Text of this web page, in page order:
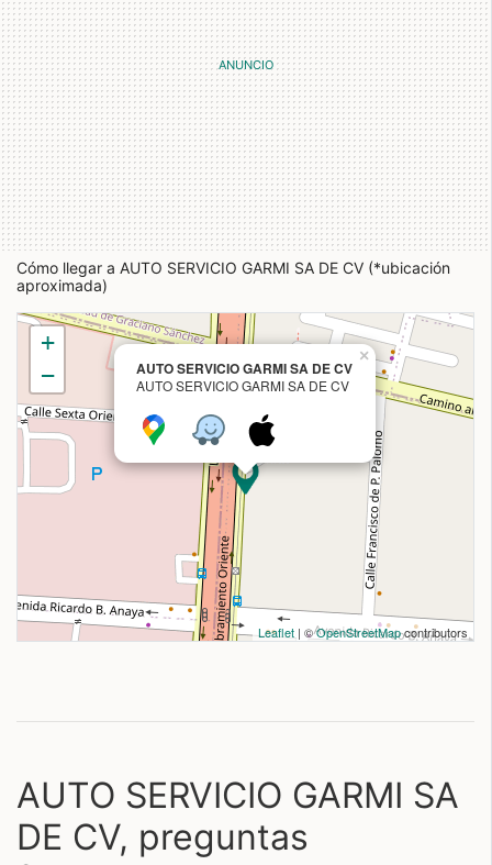
Cómo llegar a AUTO SERVICIO GARMI SA DE CV (*ubicación
aproximada)
AUTO SERVICIO GARMI SA DE CV
AUTO SERVICIO GARMI SA DE CV
×
+
−
Leaflet | ©OpenStreetMapcontributors
AUTO SERVICIO GARMI SA
DE CV, preguntas